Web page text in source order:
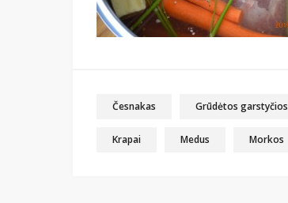
Česnakas Grūdėtos garstyčios
Krapai Medus Morkos